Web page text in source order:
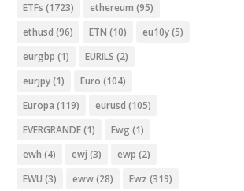
ETFs (1723) ethereum (95)
ethusd (96) ETN (10) eu10y(5)
eurgbp (1) EURILS (2)
eurjpy(1) Euro (104)
Europa (119) eurusd (105)
EVERGRANDE(1) Ewg (1)
ewh (4) ewj (3) ewp (2)
EWU (3) eww(28) Ewz (319)